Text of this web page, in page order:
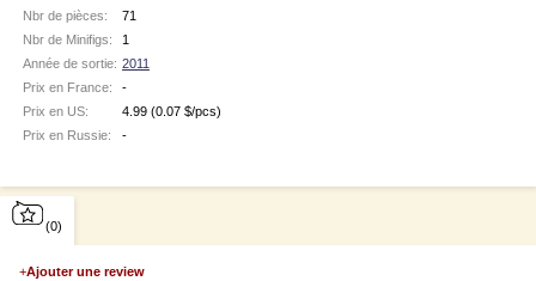
Nbr de pièces:
71
Nbr de Minifigs:
1
Année de sortie: 2011
Prix en France:
-
Prix en US:
4.99 (0.07 $/pcs)
Prix en Russie:
-
(0)
+Ajouter une review